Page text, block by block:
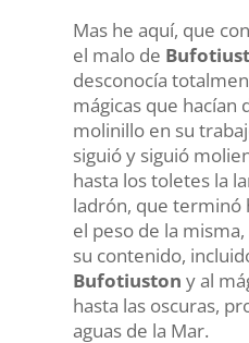
Mas he aquí, que
el malo de
desconocía
mágicas que hacían
molinillo en su
siguió y siguió
hasta los toletes la
ladrón, que terminó
el peso de la
su contenido,
Bufotiuston y al
hasta las oscuras,
aguas de la Mar.